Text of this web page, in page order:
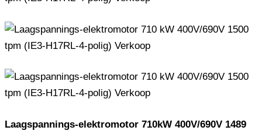
Laagspannings-elektromotor 710kW 400V/690V 1489